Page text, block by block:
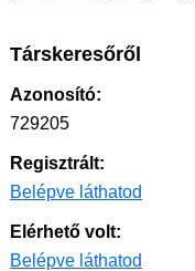
Társkeresőről
Azonosító:
729205
Regisztrált:
Belépve láthatod
Elérhető volt:
Belépve láthatod